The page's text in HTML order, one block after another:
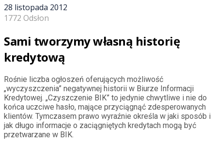
28 listopada 2012
1772 Odsłon
Sami tworzymy własną historię
kredytową
Rośnie liczba ogłoszeń oferujących możliwość
„wyczyszczenia” negatywnej historii w Biurze Informacji
Kredytowej. „Czyszczenie BIK” to jedynie chwytliwe i nie do
końca uczciwe hasło, mające przyciągnąć zdesperowanych
klientów. Tymczasem prawo wyraźnie określa w jaki sposób i
jak długo informacje o zaciągniętych kredytach mogą być
przetwarzane w BIK.